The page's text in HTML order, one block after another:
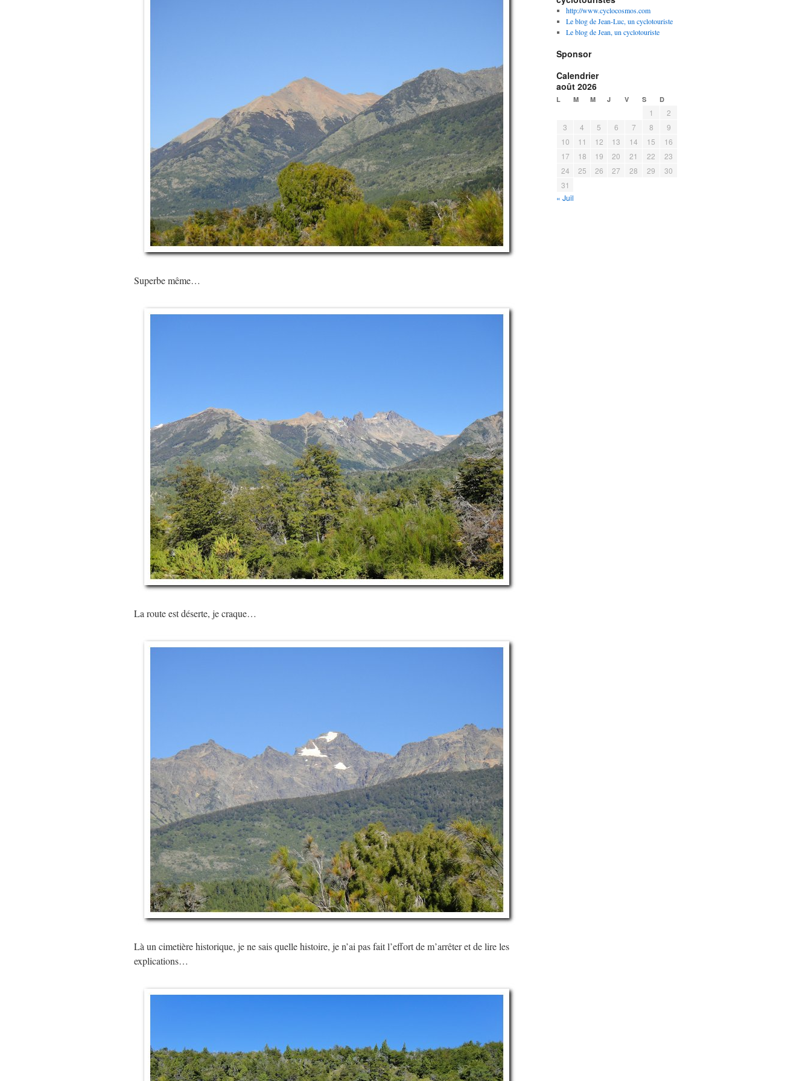
Superbe même…
La route est déserte, je craque…
Là un cimetière historique, je ne sais quelle histoire, je n’ai pas fait l’effort de m’arrêter et de lire les
explications…
http://www.cyclocosmos.com
Le blog de Jean-Luc, un cyclotouriste
Le blog de Jean, un cyclotouriste
Sponsor
Calendrier
août 2026
L M M J V S D
1
2
3
4 5 6 7 8
9
10
11 12 13 14 15
16
17
18 19 20 21 22
23
24
25 26 27 28 29
30
31
« Juil